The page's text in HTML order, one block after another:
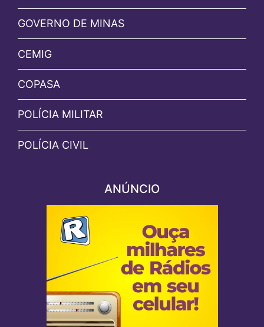
GOVERNO DE MINAS
CEMIG
COPASA
POLÍCIA MILITAR
POLÍCIA CIVIL
ANÚNCIO